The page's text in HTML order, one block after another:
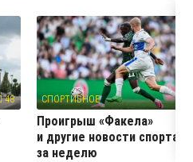
48 СПОРТИВНОЕ
Проигрыш «Факела»
и другие новости спорта
за неделю